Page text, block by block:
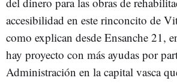
accesibilidad en este rinconcito de
como explican desde Ensanche 21,
hay proyecto con más ayudas por
Administración en la capital vasca